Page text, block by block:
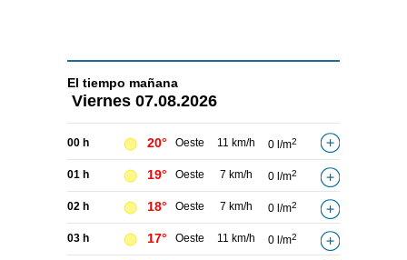
El tiempo mañana
Viernes 07.08.2026
00 h 20° Oeste 11 km/h 0 l/m2
01 h 19° Oeste 7 km/h 0 l/m2
02 h 18° Oeste 7 km/h 0 l/m2
03 h 17° Oeste 11 km/h 0 l/m2